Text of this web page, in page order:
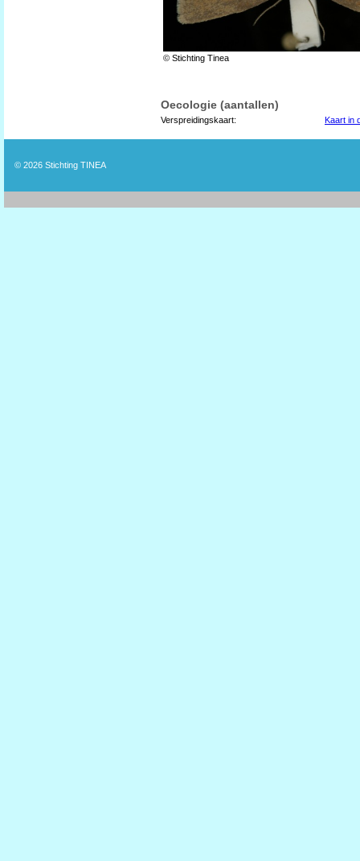
© Stichting Tinea
Oecologie (aantallen)
Verspreidingskaart: Kaart in
© 2026 Stichting TINEA